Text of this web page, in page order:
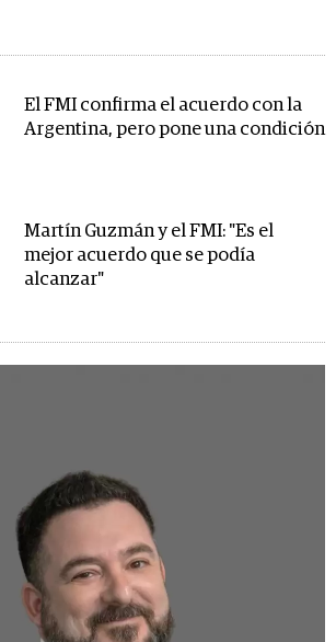
El FMI confirma el acuerdo con la
Argentina, pero pone una condición
Martín Guzmán y el FMI: "Es el
mejor acuerdo que se podía
alcanzar"